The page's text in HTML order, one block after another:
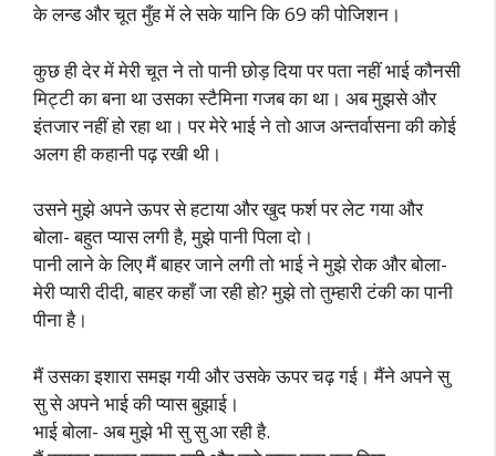
के लन्ड और चूत मुँह में ले सके यानि कि 69 की पोजिशन।
कुछ ही देर में मेरी चूत ने तो पानी छोड़ दिया पर पता नहीं भाई कौनसी
मिट्टी का बना था उसका स्टैमिना गजब का था। अब मुझसे और
इंतजार नहीं हो रहा था। पर मेरे भाई ने तो आज अन्तर्वासना की कोई
अलग ही कहानी पढ़ रखी थी।
उसने मुझे अपने ऊपर से हटाया और खुद फर्श पर लेट गया और
बोला- बहुत प्यास लगी है, मुझे पानी पिला दो।
पानी लाने के लिए मैं बाहर जाने लगी तो भाई ने मुझे रोक और बोला-
मेरी प्यारी दीदी, बाहर कहाँ जा रही हो? मुझे तो तुम्हारी टंकी का पानी
पीना है।
मैं उसका इशारा समझ गयी और उसके ऊपर चढ़ गई। मैंने अपने सु
सु से अपने भाई की प्यास बुझाई।
भाई बोला- अब मुझे भी सु सु आ रही है.